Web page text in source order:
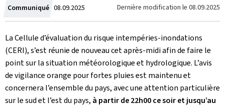
Communiqué Crée
le
08.09.2025 Dernière modification le 08.09.2025
La Cellule d’évaluation du risque intempéries-inondations
(CERI), s’est réunie de nouveau cet après-midi afin de faire le
point sur la situation météorologique et hydrologique. L’avis
de vigilance orange pour fortes pluies est maintenu et
concernera l’ensemble du pays, avec une attention particulière
sur le sud et l’est du pays, à partir de 22h00 ce soir et jusqu’au